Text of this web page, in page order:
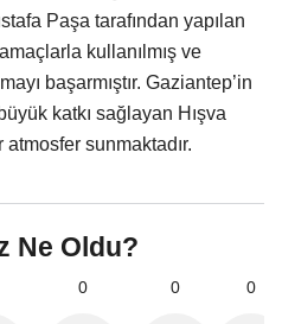
Paşa tarafından yapılan
kullanılmış ve
başarmıştır. Gaziantep’in
katkı sağlayan Hışva
sunmaktadır.
Ne Oldu?
0 0 0